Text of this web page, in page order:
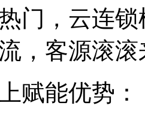
门，云连
，客源滚滚
赋能优势：